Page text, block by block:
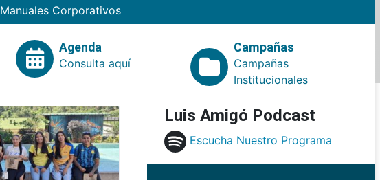
Manuales Corporativos
Agenda
Consulta aquí
Campañas
Campañas
Institucionales
Luis Amigó Podcast
Escucha Nuestro Programa